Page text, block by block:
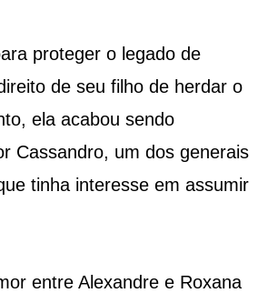
proteger o legado de
de seu filho de herdar o
ela acabou sendo
Cassandro, um dos generais
tinha interesse em assumir
entre Alexandre e Roxana